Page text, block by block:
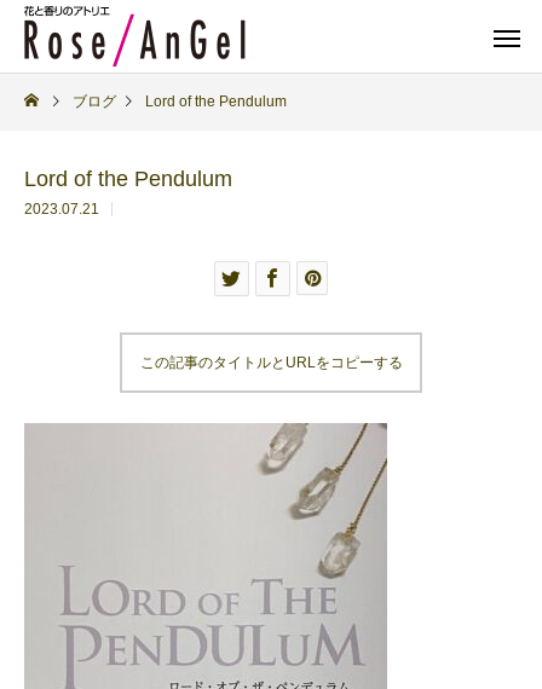
ブログ Lord of the Pendulum
Lord of the Pendulum
2023.07.21
この記事のタイトルとURLをコピーする